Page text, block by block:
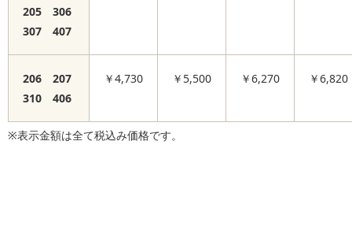
205 306
307 407
206 207
310 406
￥4,730 ￥5,500 ￥6,270 ￥6,820
※表示金額は全て税込み価格です。